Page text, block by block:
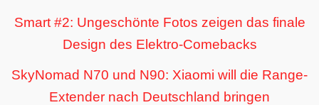
Smart #2: Ungeschönte Fotos zeigen das finale
Design des Elektro-Comebacks
SkyNomad N70 und N90: Xiaomi will die Range-
Extender nach Deutschland bringen